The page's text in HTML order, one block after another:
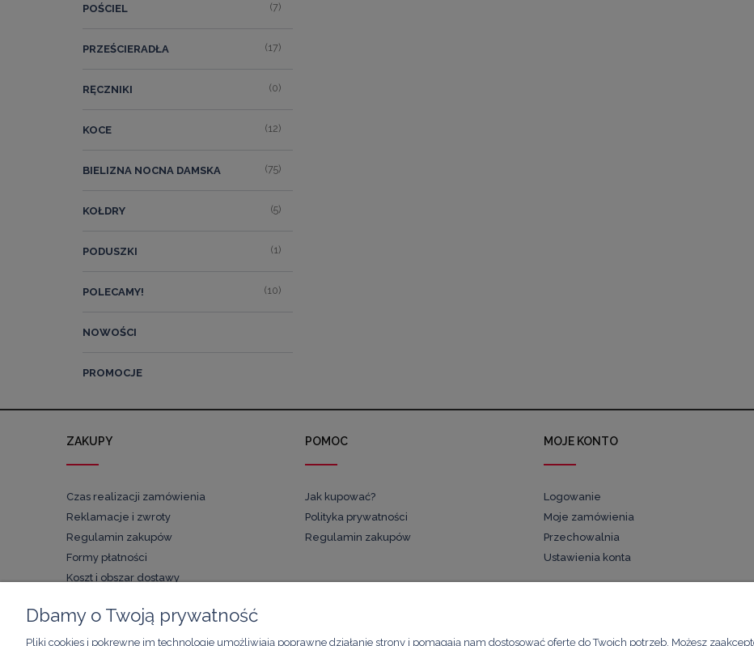
POŚCIEL (7)
PRZEŚCIERADŁA (17)
RĘCZNIKI (0)
KOCE (12)
BIELIZNA NOCNA DAMSKA (75)
KOŁDRY (5)
PODUSZKI (1)
POLECAMY! (10)
NOWOŚCI
PROMOCJE
ZAKUPY
Czas realizacji zamówienia
Reklamacje i zwroty
Regulamin zakupów
Formy płatności
Koszt i obszar dostawy
POMOC
Jak kupować?
Polityka prywatności
Regulamin zakupów
MOJE KONTO
Logowanie
Moje zamówienia
Przechowalnia
Ustawienia konta
Kawimet W. Bunia i Spółka, Spółka Jawna
Dbamy o Twoją prywatność
Pliki cookies i pokrewne im technologie umożliwiają poprawne działanie strony i pomagają nam dostosować ofertę do Twoich potrzeb. Możesz